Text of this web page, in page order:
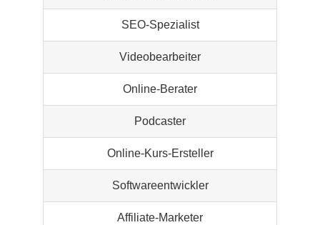
SEO-Spezialist
Videobearbeiter
Online-Berater
Podcaster
Online-Kurs-Ersteller
Softwareentwickler
Affiliate-Marketer